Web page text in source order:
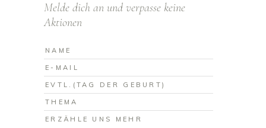
Melde dich an und verpasse keine
Aktionen